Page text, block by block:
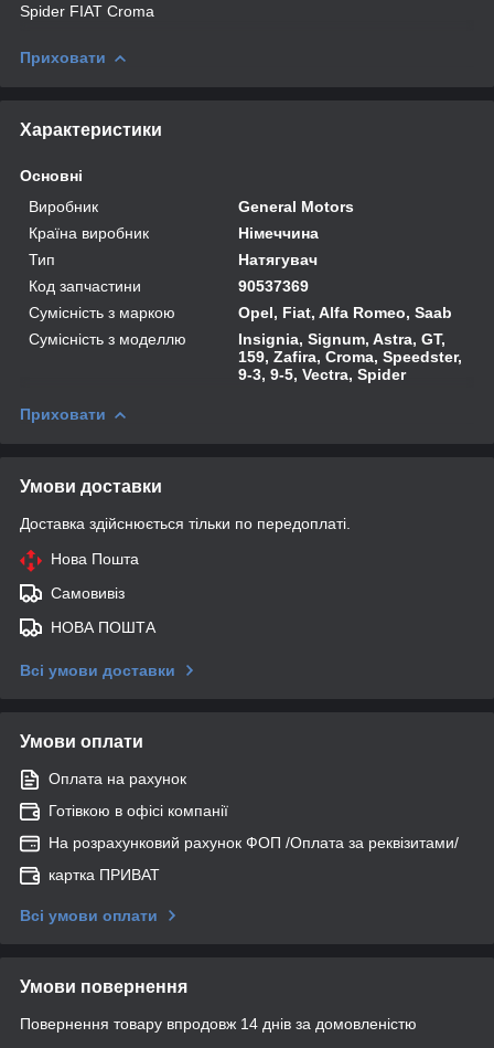
Spider FIAT Croma
Приховати
Характеристики
Основні
Виробник
General Motors
Країна виробник
Німеччина
Тип
Натягувач
Код запчастини
90537369
Сумісність з маркою
Opel, Fiat, Alfa Romeo, Saab
Сумісність з моделлю
Insignia, Signum, Astra, GT,
159, Zafira, Croma, Speedster,
9-3, 9-5, Vectra, Spider
Приховати
Умови доставки
Доставка здійснюється тільки по передоплаті.
Нова Пошта
Самовивіз
НОВА ПОШТА
Всі умови доставки
Умови оплати
Оплата на рахунок
Готівкою в офісі компанії
На розрахунковий рахунок ФОП /Оплата за реквізитами/
картка ПРИВАТ
Всі умови оплати
Умови повернення
Повернення товару впродовж 14 днів за домовленістю